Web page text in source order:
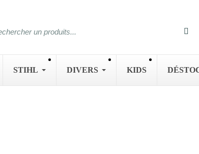
STIHL DIVERS KIDS